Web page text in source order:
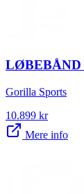
LØBEBÅND
Gorilla Sports
10.899 kr
Mere info